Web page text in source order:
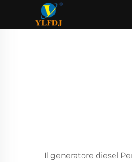
Il generatore diesel